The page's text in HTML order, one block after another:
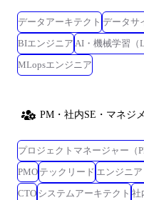
データアーキテクト データサ
BIエンジニア AI・機械学習（
MLopsエンジニア
PM・社内SE・マネジ
プロジェクトマネージャー（
PMO テックリード エンジニ
CTO システムアーキテクト 社